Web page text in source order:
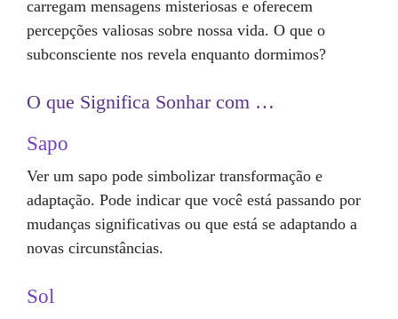
carregam mensagens misteriosas e oferecem
percepções valiosas sobre nossa vida. O que o
subconsciente nos revela enquanto dormimos?
O que Significa Sonhar com …
Sapo
Ver um sapo pode simbolizar transformação e
adaptação. Pode indicar que você está passando por
mudanças significativas ou que está se adaptando a
novas circunstâncias.
Sol